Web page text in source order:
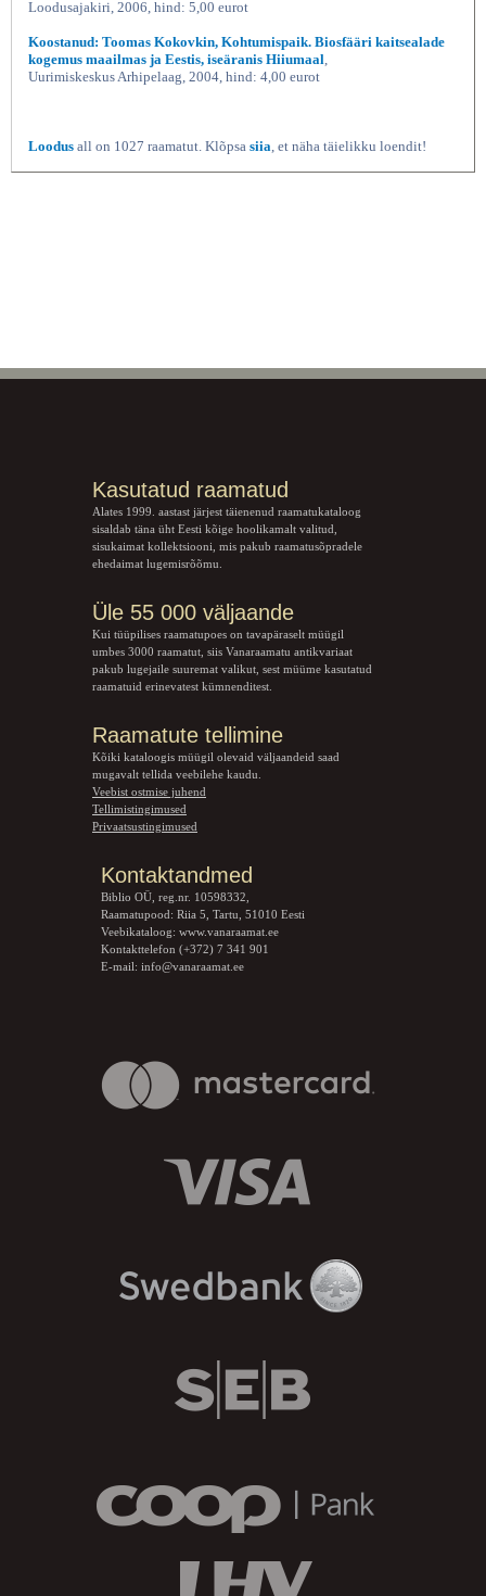
Loodusajakiri, 2006, hind: 5,00 eurot
Koostanud: Toomas Kokovkin, Kohtumispaik. Biosfääri kaitsealade
kogemus maailmas ja Eestis, iseäranis Hiiumaal
Uurimiskeskus Arhipelaag, 2004, hind: 4,00 eurot
Loodus all on 1027 raamatut. Klõpsa siia , et näha täielikku loendit!
Kasutatud raamatud
Alates 1999. aastast järjest täienenud raamatukataloog
sisaldab täna üht Eesti kõige hoolikamalt valitud,
sisukaimat kollektsiooni, mis pakub raamatusõpradele
ehedaimat lugemisrõõmu.
Üle 55 000 väljaande
Kui tüüpilises raamatupoes on tavapäraselt müügil
umbes 3000 raamatut, siis Vanaraamatu antikvariaat
pakub lugejaile suuremat valikut, sest müüme kasutatud
raamatuid erinevatest kümnenditest.
Raamatute tellimine
Kõiki kataloogis müügil olevaid väljaandeid saad
mugavalt tellida veebilehe kaudu.
Veebist ostmise juhend
Tellimistingimused
Privaatsustingimused
Kontaktandmed
Biblio OÜ, reg.nr. 10598332,
Raamatupood: Riia 5, Tartu, 51010 Eesti
Veebikataloog: www.vanaraamat.ee
Kontakttelefon (+372) 7 341 901
E-mail: info@vanaraamat.ee